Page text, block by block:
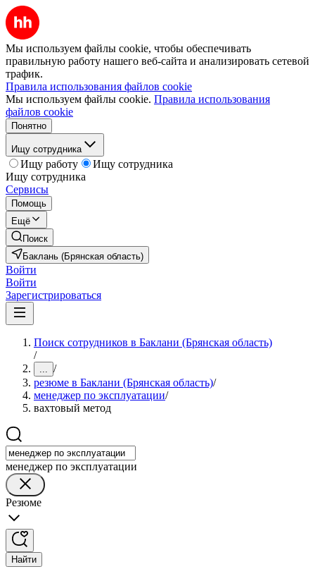
Мы используем файлы cookie, чтобы обеспечивать
правильную работу нашего веб-сайта и анализировать сетевой
трафик.
Правила использования файлов cookie
Мы используем файлы cookie. Правила использования
файлов cookie
Понятно
Ищу сотрудника
Ищу работу
Ищу сотрудника
Ищу сотрудника
Сервисы
Помощь
Ещё
Поиск
Баклань (Брянская область)
Войти
Войти
Зарегистрироваться
Поиск сотрудников в Баклани (Брянская область)
/
... /
резюме в Баклани (Брянская область)/
менеджер по эксплуатации/
вахтовый метод
менеджер по эксплуатации
Резюме
Найти